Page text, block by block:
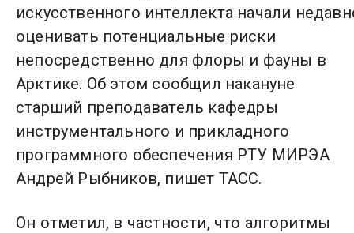
искусственного интеллекта начали
оценивать потенциальные риски
непосредственно для флоры и фауны в
Арктике. Об этом сообщил накануне
старший преподаватель кафедры
инструментального и прикладного
программного обеспечения РТУ МИРЭА
Андрей Рыбников, пишет ТАСС.
Он отметил, в частности, что алгоритмы